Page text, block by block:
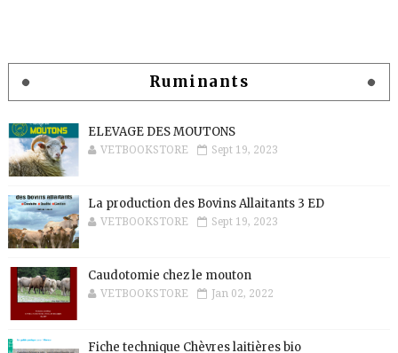
Ruminants
ELEVAGE DES MOUTONS
VETBOOKSTORE Sept 19, 2023
La production des Bovins Allaitants 3 ED
VETBOOKSTORE Sept 19, 2023
Caudotomie chez le mouton
VETBOOKSTORE Jan 02, 2022
Fiche technique Chèvres laitières bio